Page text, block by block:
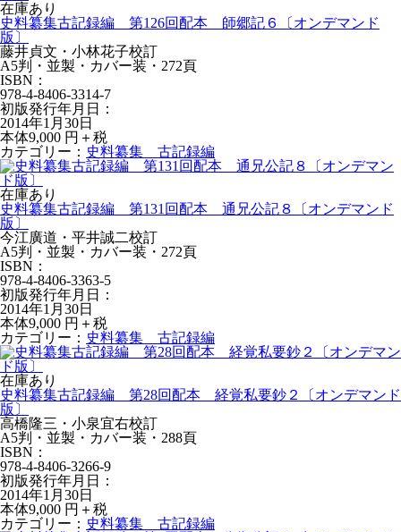
在庫あり
史料纂集古記録編 第126回配本 師郷記６〔オンデマンド
版〕
藤井貞文・小林花子校訂
A5判・並製・カバー装・272頁
ISBN：
978-4-8406-3314-7
初版発行年月日：
2014年1月30日
本体9,000 円＋税
カテゴリー： 史料纂集 古記録編
在庫あり
史料纂集古記録編 第131回配本 通兄公記８〔オンデマンド
版〕
今江廣道・平井誠二校訂
A5判・並製・カバー装・272頁
ISBN：
978-4-8406-3363-5
初版発行年月日：
2014年1月30日
本体9,000 円＋税
カテゴリー： 史料纂集 古記録編
在庫あり
史料纂集古記録編 第28回配本 経覚私要鈔２〔オンデマンド
版〕
高橋隆三・小泉宜右校訂
A5判・並製・カバー装・288頁
ISBN：
978-4-8406-3266-9
初版発行年月日：
2014年1月30日
本体9,000 円＋税
カテゴリー： 史料纂集 古記録編